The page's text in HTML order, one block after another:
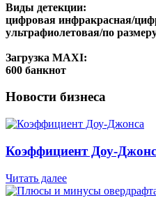
Виды детекции:
цифровая инфракрасная/
ультрафиолетовая/по
Загрузка MAXI:
600 банкнот
Новости бизнеса
Коэффициент Доу-
Читать далее